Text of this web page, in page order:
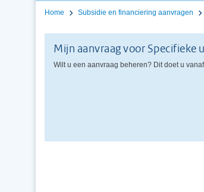
Home Subsidie en financiering aanvragen
Mijn aanvraag voor Specifieke
Wilt u een aanvraag beheren? Dit doet u